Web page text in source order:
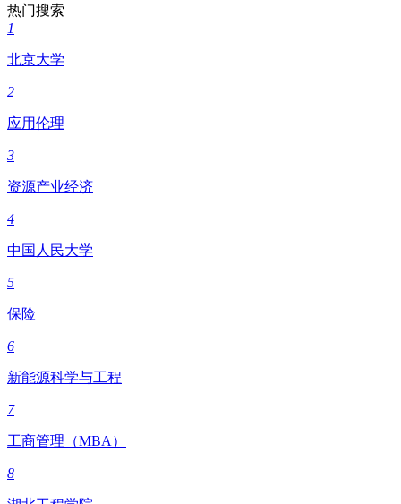
热门搜索
1
北京大学
2
应用伦理
3
资源产业经济
4
中国人民大学
5
保险
6
新能源科学与工程
7
工商管理（MBA）
8